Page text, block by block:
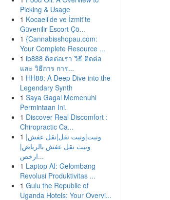
Picking & Usage
1 Kocaeli’de ve İzmit'te
Güvenilir Escort Çö...
1 {Cannabisshopau.com:
Your Complete Resource ...
1 ib888 ติดต่อเรา วิธี ติดต่อ
และ วิธีการ การ...
1 HH88: A Deep Dive into the
Legendary Synth
1 Saya Gagal Memenuhi
Permintaan Ini.
1 Discover Real Discomfort :
Chiropractic Ca...
1 ونيت|ونيت نقل|نقل عفش|
ونيت نقل عفش بالرياض|
ارخص...
1 Laptop AI: Gelombang
Revolusi Produktivitas ...
1 Gulu the Republic of
Uganda Hotels: Your Overvi...